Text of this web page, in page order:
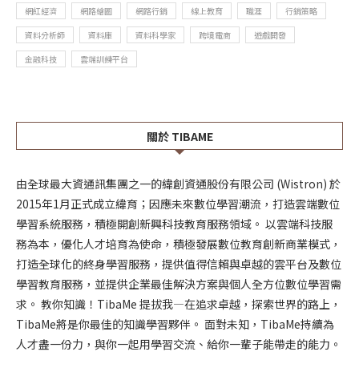
網紅經濟
網路繪圖 網路行銷 線上教育 職涯
行銷策略
資料分析師
資料庫 資料科學家 跨境電商
遊戲開發
金融科技
雲端訓練平台
關於 TIBAME
由全球最大資通訊集團之一的緯創資通股份有限公司 (Wistron) 於
2015年1月正式成立緯育；因應未來數位學習潮流，打造雲端數位
學習系統服務，積極開創新興科技教育服務領域。 以雲端科技服
務為本，優化人才培育為使命，積極發展數位教育創新商業模式，
打造全球化的終身學習服務，提供值得信賴與卓越的雲平台及數位
學習教育服務，並提供企業最佳解決方案與個人全方位數位學習需
求。 教你知識！TibaMe 提拔我—在追求卓越，探索世界的路上，
TibaMe將是你最佳的知識學習夥伴。 面對未知，TibaMe持續為
人才盡一份力，與你一起用學習交流、給你一輩子能帶走的能力。